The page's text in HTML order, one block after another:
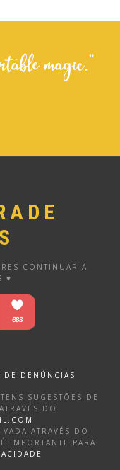
CONTINUAR A
♥
DE DENÚNCIAS
SUGESTÕES DE
DO
ATRAVÉS DO
IMPORTANTE PARA